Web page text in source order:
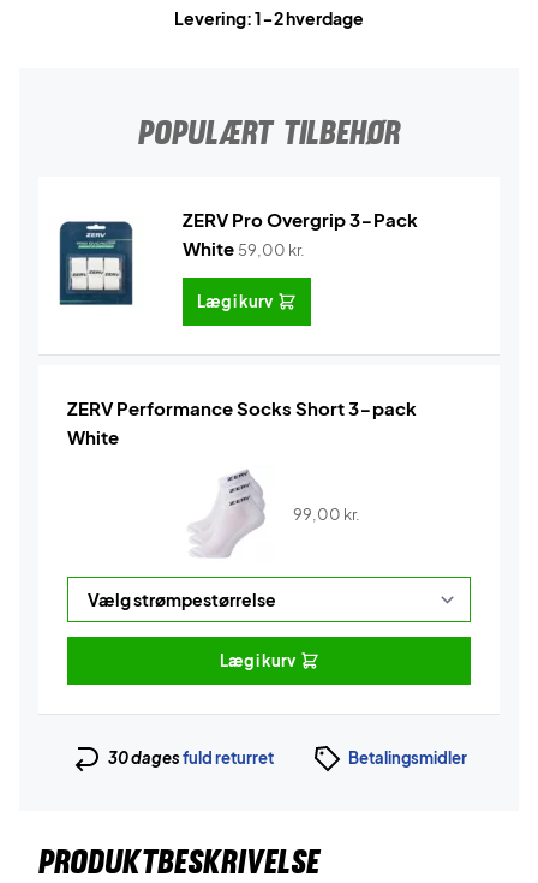
Levering: 1-2 hverdage
POPULÆRT TILBEHØR
ZERV Pro Overgrip 3-Pack
White 59,00 kr.
Læg i kurv
ZERV Performance Socks Short 3-pack
White
99,00 kr.
Læg i kurv
30 dagesfuld returret Betalingsmidler
PRODUKTBESKRIVELSE